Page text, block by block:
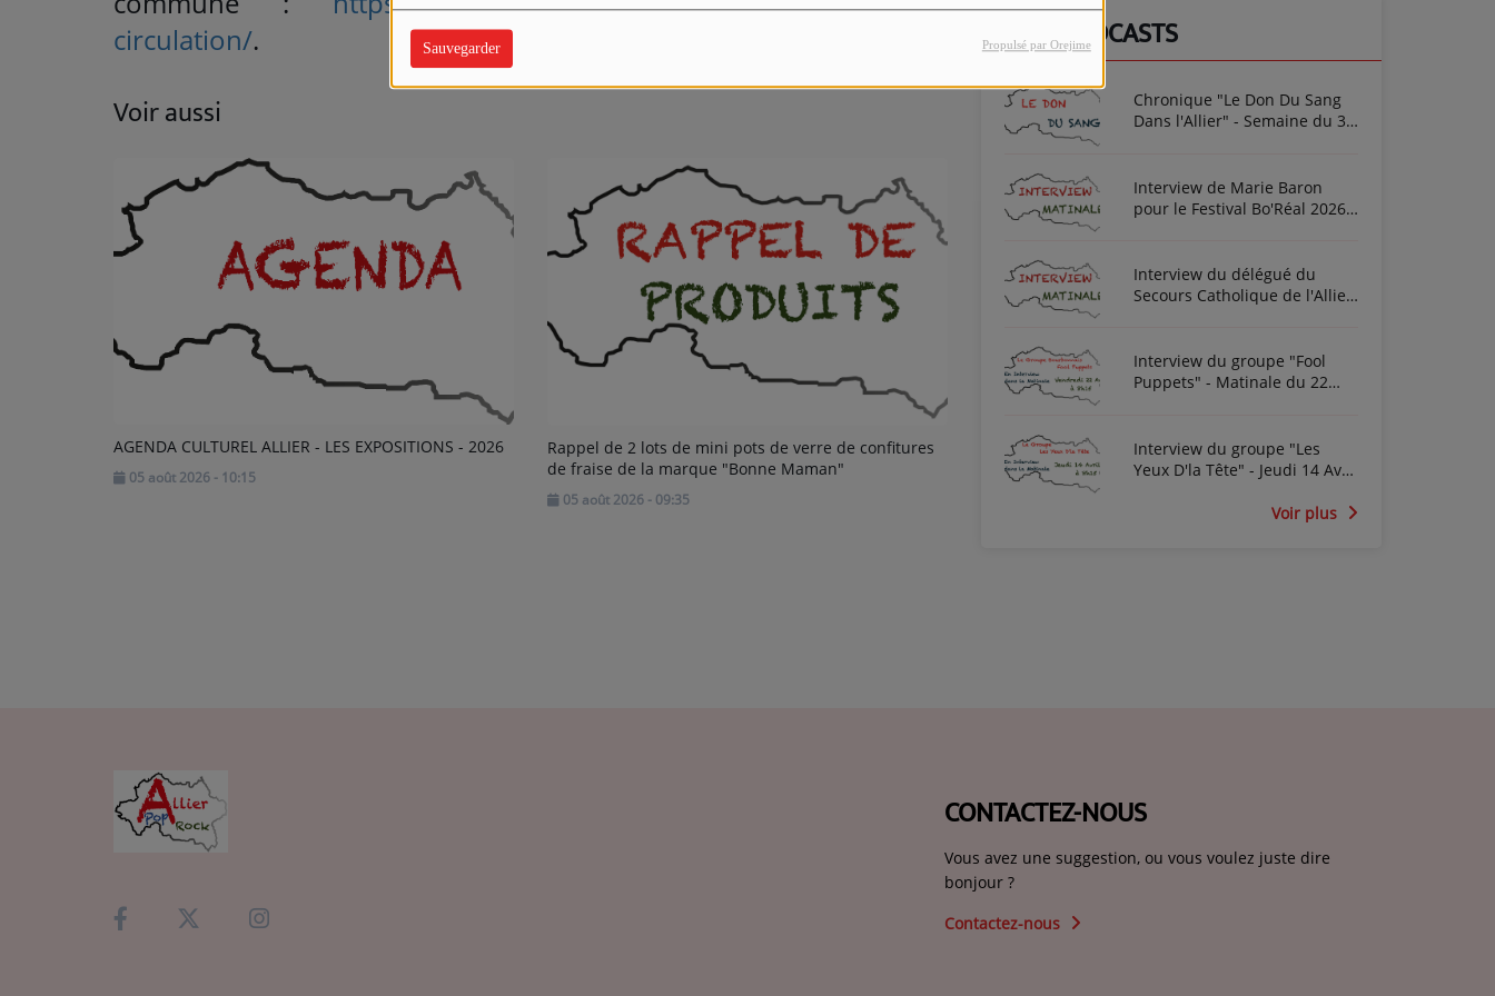
Sauvegarder Propulsé par Orejime
circulation/.
Voir aussi
AGENDA CULTUREL ALLIER - LES EXPOSITIONS - 2026
05 août 2026 - 10:15
Rappel de 2 lots de mini pots de verre de confitures
de fraise de la marque "Bonne Maman"
05 août 2026 - 09:35
NOS PODCASTS
Chronique "Le Don Du Sang
Dans l'Allier" - Semaine du 3
Interview de Marie Baron
pour le Festival Bo'Réal 2026
Interview du délégué du
Secours Catholique de l'Allier
Interview du groupe "Fool
Puppets" - Matinale du 22
Interview du groupe "Les
Yeux D'la Tête" - Jeudi 14 Avril
Voir plus
CONTACTEZ-NOUS
Vous avez une suggestion, ou vous voulez juste dire
bonjour ?
Contactez-nous